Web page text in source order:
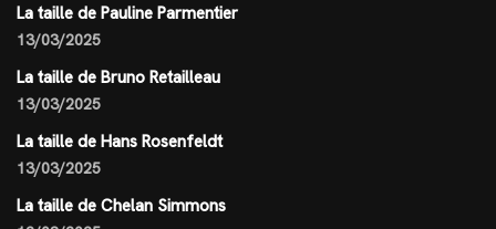
La taille de Pauline Parmentier
13/03/2025
La taille de Bruno Retailleau
13/03/2025
La taille de Hans Rosenfeldt
13/03/2025
La taille de Chelan Simmons